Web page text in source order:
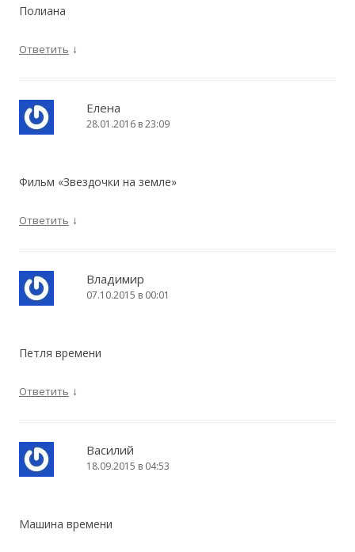
Полиана
Ответить ↓
Елена
28.01.2016 в 23:09
Фильм «Звездочки на земле»
Ответить ↓
Владимир
07.10.2015 в 00:01
Петля времени
Ответить ↓
Василий
18.09.2015 в 04:53
Машина времени